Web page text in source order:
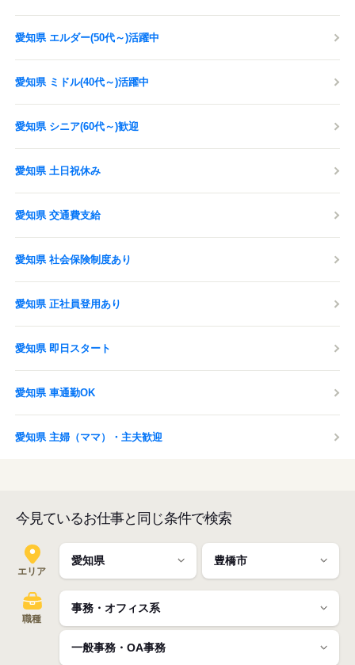
愛知県 エルダー(50代～)活躍中
愛知県 ミドル(40代～)活躍中
愛知県 シニア(60代～)歓迎
愛知県 土日祝休み
愛知県 交通費支給
愛知県 社会保険制度あり
愛知県 正社員登用あり
愛知県 即日スタート
愛知県 車通勤OK
愛知県 主婦（ママ）・主夫歓迎
今見ているお仕事と同じ条件で検索
エリア
職種